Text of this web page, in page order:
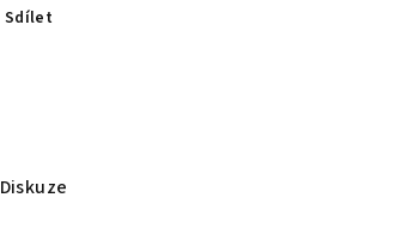
Sdílet
Diskuze